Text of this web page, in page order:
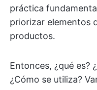
práctica
priorizar elementos
productos.
Entonces, ¿qué es?
¿Cómo se utiliza?